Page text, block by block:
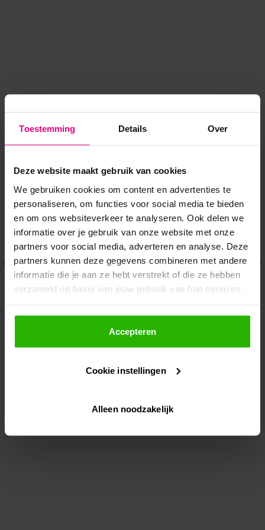
Toestemming Details Over
Deze website maakt gebruik van cookies
We gebruiken cookies om content en advertenties te
personaliseren, om functies voor social media te bieden
en om ons websiteverkeer te analyseren. Ook delen we
informatie over je gebruik van onze website met onze
partners voor social media, adverteren en analyse. Deze
partners kunnen deze gegevens combineren met andere
informatie die je aan ze hebt verstrekt of die ze hebben
verzameld op basis van jouw gebruik van hun services.
Als je op "Accepteer" klikt, dan geef je Voordeeluitjes.nl
toestemming om cookies voor social media en
gepersonaliseerde advertenties te plaatsen.
Lees hier meer over in onsprivacybeleid
Via "Cookie instellingen" kun je ook zelf instellen welke
Accepteren
Cookie instellingen
Alleen noodzakelijk
Application error: a client-side exception has occurred while
loadingwww.voordeeluitjes.nl (see the browser console for more
information).